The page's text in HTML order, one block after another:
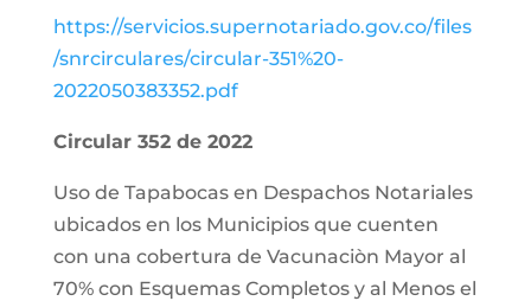
https://servicios.supernotariado.gov.co/files
/snrcirculares/circular-351%20-
2022050383352.pdf
Circular 352 de 2022
Uso de Tapabocas en Despachos Notariales
ubicados en los Municipios que cuenten
con una cobertura de Vacunaciòn Mayor al
70% con Esquemas Completos y al Menos el